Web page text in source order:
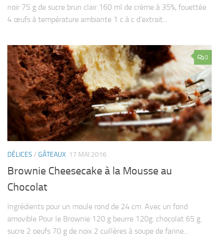
noir 75 g de sucre brun clair 160 ml de crème à 35%, fouettée
4 œufs à température ambiante 1 c à c d’extrait...
0
DÉLICES / GÂTEAUX 17 MAI 2016
Brownie Cheesecake à la Mousse au
Chocolat
Ingrédients pour un moule rond de 24 cm. Avec un fond
amovible Pour le Brownie 120 g beurre 120g. chocolat 65 g.
sucre 2 oeufs 70 g de noix 2 cuillères à soupe de farine...